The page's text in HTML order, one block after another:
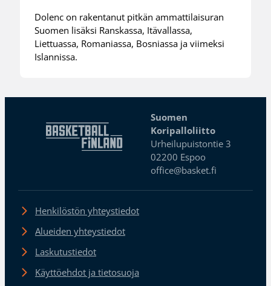
Dolenc on rakentanut pitkän ammattilaisuran
Suomen lisäksi Ranskassa, Itävallassa,
Liettuassa, Romaniassa, Bosniassa ja viimeksi
Islannissa.
Suomen
Koripalloliitto
Urheilupuistontie 3
02200 Espoo
office@basket.fi
Henkilöstön yhteystiedot
Alueiden yhteystiedot
Laskutustiedot
Käyttöehdot ja tietosuoja